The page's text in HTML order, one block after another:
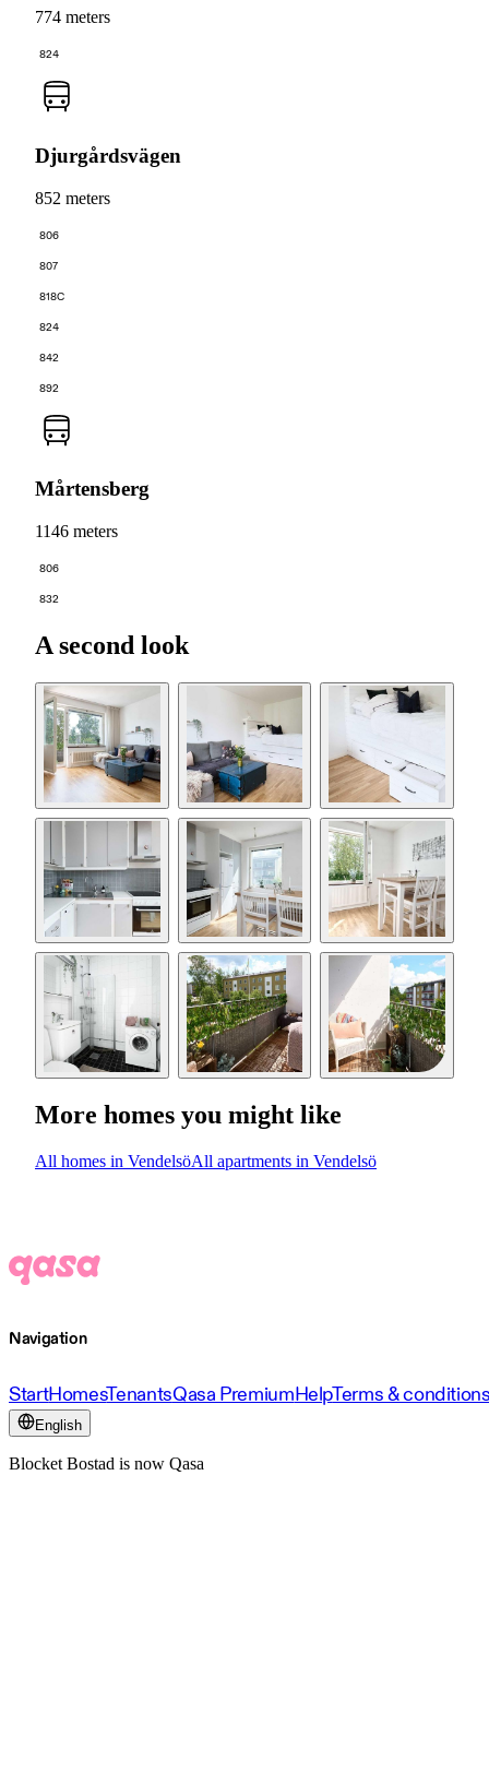
774 meters
824
Djurgårdsvägen
852 meters
806
807
818C
824
842
892
Mårtensberg
1146 meters
806
832
A second look
More homes you might like
All homes in VendelsöAll apartments in Vendelsö
Navigation
StartHomesTenantsQasa PremiumHelpTerms &
English
Blocket Bostad is now Qasa